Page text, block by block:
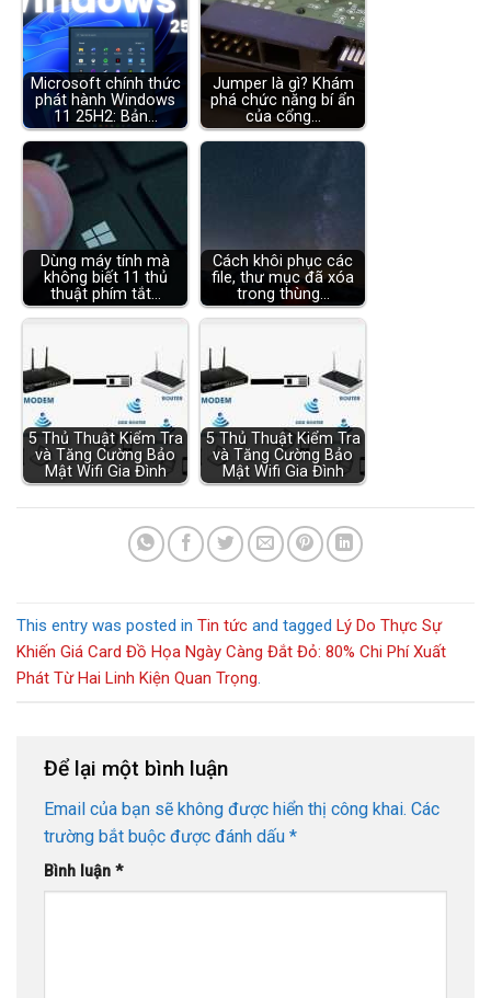
Microsoft chính thức
phát hành Windows
11 25H2: Bản…
Jumper là gì? Khám
phá chức năng bí ẩn
của cổng…
Dùng máy tính mà
không biết 11 thủ
thuật phím tắt…
Cách khôi phục các
file, thư mục đã xóa
trong thùng…
5 Thủ Thuật Kiểm Tra
và Tăng Cường Bảo
Mật Wifi Gia Đình
5 Thủ Thuật Kiểm Tra
và Tăng Cường Bảo
Mật Wifi Gia Đình
This entry was posted in Tin tức and tagged Lý Do Thực Sự
Khiến Giá Card Đồ Họa Ngày Càng Đắt Đỏ: 80% Chi Phí Xuất
Phát Từ Hai Linh Kiện Quan Trọng.
Để lại một bình luận
Email của bạn sẽ không được hiển thị công khai. Các
trường bắt buộc được đánh dấu *
Bình luận *